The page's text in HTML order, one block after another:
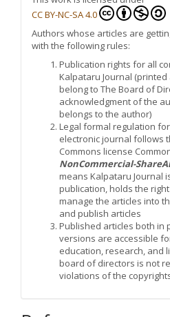
CC BY-NC-SA 4.0
Authors whose articles are
with the following rules:
Publication rights for all
Kalpataru Journal
belong to The Board of
acknowledgment of the
belongs to the author)
Legal formal regulation
electronic journal follows
Commons license
NonCommercial-
means Kalpataru Journal
publication, holds the
manage the articles into
and publish articles
Published articles both in
versions are accessible
education, research, and
board of directors is not
violations of the